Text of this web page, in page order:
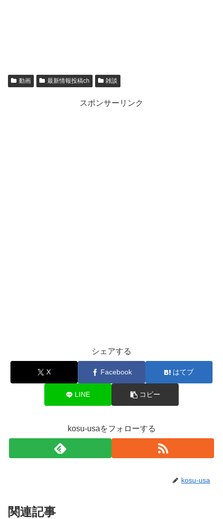
動画 最新情報投稿ch 雑談
スポンサーリンク
シェアする
X Facebook はてブ
LINE コピー
kosu-usaをフォローする
kosu-usa
関連記事